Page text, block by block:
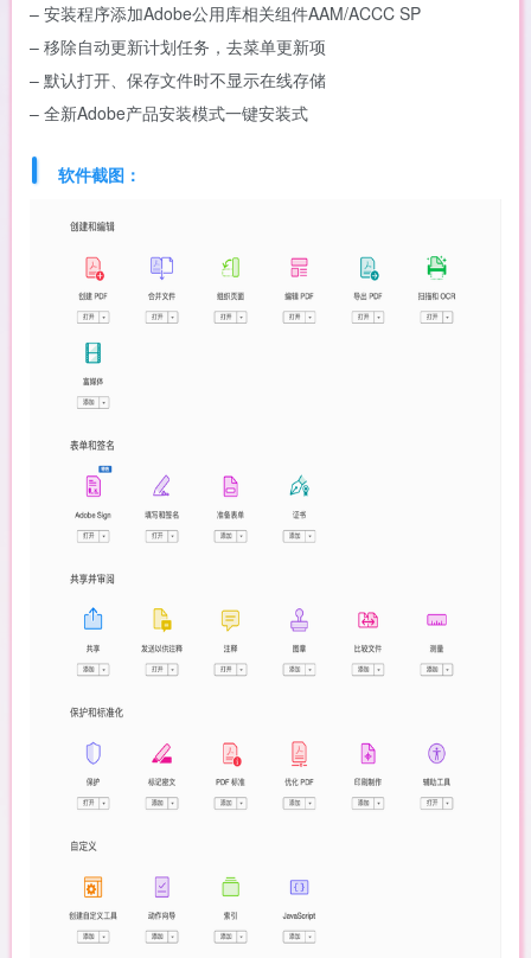
– 安装程序添加Adobe公用库相关组件AAM/ACCC SP
– 移除自动更新计划任务，去菜单更新项
– 默认打开、保存文件时不显示在线存储
– 全新Adobe产品安装模式一键安装式
软件截图：